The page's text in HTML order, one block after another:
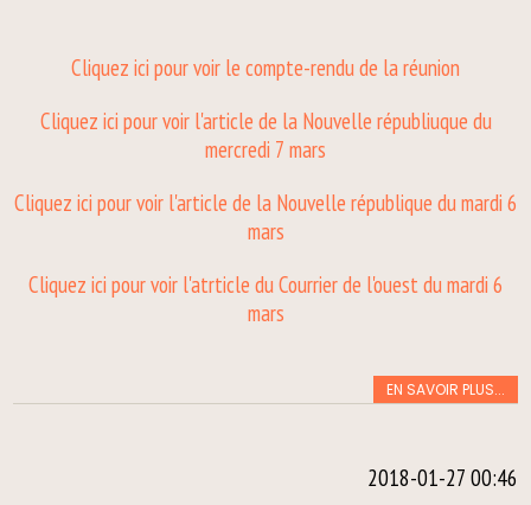
Cliquez ici pour voir le compte-rendu de la réunion
Cliquez ici pour voir l'article de la Nouvelle républiuque du
mercredi 7 mars
Cliquez ici pour voir l'article de la Nouvelle république du mardi 6
mars
Cliquez ici pour voir l'atrticle du Courrier de l'ouest du mardi 6
mars
EN SAVOIR PLUS...
2018-01-27 00:46